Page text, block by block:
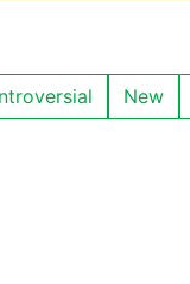
New